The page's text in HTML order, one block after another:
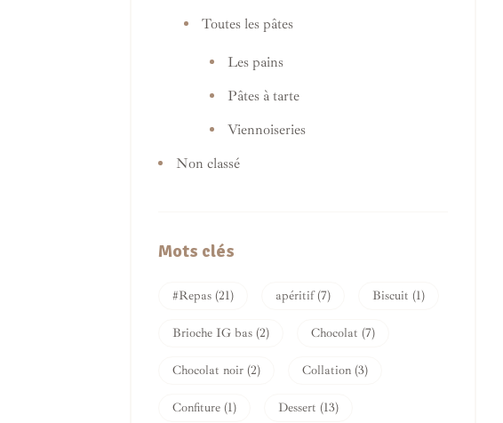
Toutes les pâtes
Les pains
Pâtes à tarte
Viennoiseries
Non classé
Mots clés
#Repas (21) apéritif(7) Biscuit (1)
Brioche IG bas (2) Chocolat (7)
Chocolat noir (2) Collation (3)
Confiture (1) Dessert (13)